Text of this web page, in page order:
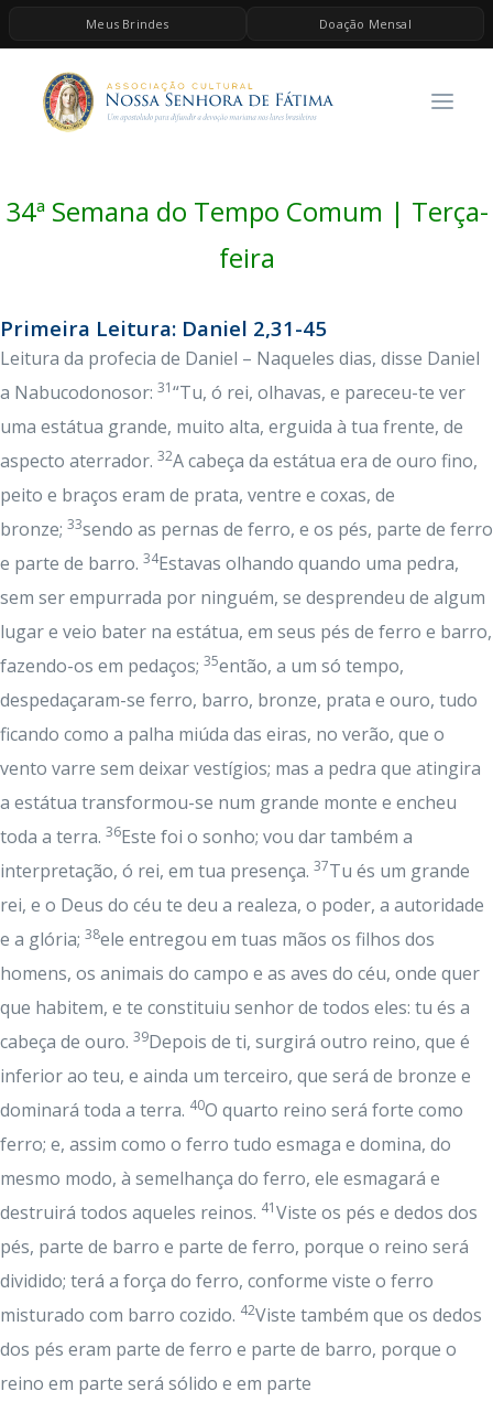
Meus Brindes Doação Mensal
HOME
A ASSOCIAÇÃO
ESPIRITUALIDADE
QUERO DOAR
34ª Semana do Tempo Comum | Terça-
feira
Primeira Leitura: Daniel 2,31-45
Leitura da profecia de Daniel – Naqueles dias, disse Daniel
a Nabucodonosor: 31“Tu, ó rei, olhavas, e pareceu-te ver
uma estátua grande, muito alta, erguida à tua frente, de
aspecto aterrador. 32A cabeça da estátua era de ouro fino,
peito e braços eram de prata, ventre e coxas, de
bronze; 33sendo as pernas de ferro, e os pés, parte de ferro
e parte de barro. 34Estavas olhando quando uma pedra,
sem ser empurrada por ninguém, se desprendeu de algum
lugar e veio bater na estátua, em seus pés de ferro e barro,
fazendo-os em pedaços; 35então, a um só tempo,
despedaçaram-se ferro, barro, bronze, prata e ouro, tudo
ficando como a palha miúda das eiras, no verão, que o
vento varre sem deixar vestígios; mas a pedra que atingira
a estátua transformou-se num grande monte e encheu
toda a terra. 36Este foi o sonho; vou dar também a
interpretação, ó rei, em tua presença. 37Tu és um grande
rei, e o Deus do céu te deu a realeza, o poder, a autoridade
e a glória; 38ele entregou em tuas mãos os filhos dos
homens, os animais do campo e as aves do céu, onde quer
que habitem, e te constituiu senhor de todos eles: tu és a
cabeça de ouro. 39Depois de ti, surgirá outro reino, que é
inferior ao teu, e ainda um terceiro, que será de bronze e
dominará toda a terra. 40O quarto reino será forte como
ferro; e, assim como o ferro tudo esmaga e domina, do
mesmo modo, à semelhança do ferro, ele esmagará e
destruirá todos aqueles reinos. 41Viste os pés e dedos dos
pés, parte de barro e parte de ferro, porque o reino será
dividido; terá a força do ferro, conforme viste o ferro
misturado com barro cozido. 42Viste também que os dedos
dos pés eram parte de ferro e parte de barro, porque o
reino em parte será sólido e em parte